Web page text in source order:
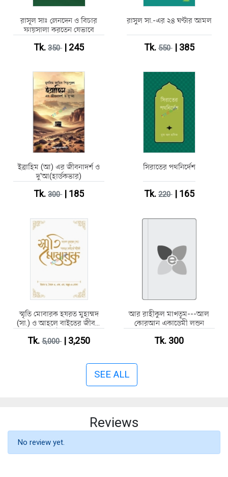
রাসূল সাঃ লেনদেন ও বিচার
ফায়সালা করতেন যেভাবে
Tk.350| 245
রাসুল সা.-এর ২৪ ঘণ্টার আমল
Tk.550| 385
ইব্রাহিম (আ) এর জীবনাদর্শ ও
দু'আ(হার্ডকভার)
Tk.300| 185
সিরাতের পথনির্দেশ
Tk.220| 165
স্মৃতি মোবারক হযরত মুহাম্মদ
(সা.) ও আহলে বাইতের জীবনী
Tk.5,000| 3,250
আর রাহীকুল মাখতূম---আল
কোরআন একাডেমী লন্ডন
Tk. 300
SEE ALL
Reviews
No review yet.